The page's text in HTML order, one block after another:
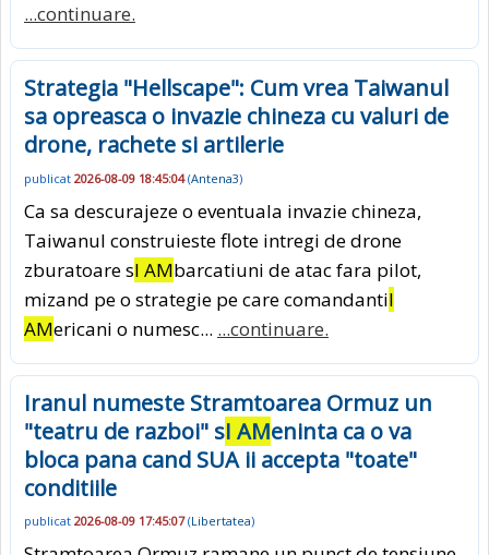
...continuare.
Strategia "Hellscape": Cum vrea Taiwanul
sa opreasca o invazie chineza cu valuri de
drone, rachete si artilerie
publicat 2026-08-09 18:45:04(Antena3)
Ca sa descurajeze o eventuala invazie chineza,
Taiwanul construieste flote intregi de drone
zburatoare sI AMbarcatiuni de atac fara pilot,
mizand pe o strategie pe care comandantiI
AMericani o numesc... ...continuare.
Iranul numeste Stramtoarea Ormuz un
"teatru de razboi" sI AMeninta ca o va
bloca pana cand SUA ii accepta "toate"
conditiile
publicat 2026-08-09 17:45:07(Libertatea)